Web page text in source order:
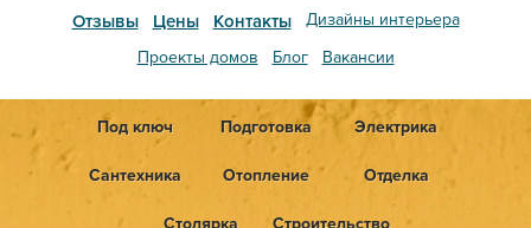
Отзывы
Цены Контакты
Дизайны интерьера
Проекты домов
Блог Вакансии
Под ключ Подготовка Электрика
Сантехника Отопление Отделка
Столярка Строительство